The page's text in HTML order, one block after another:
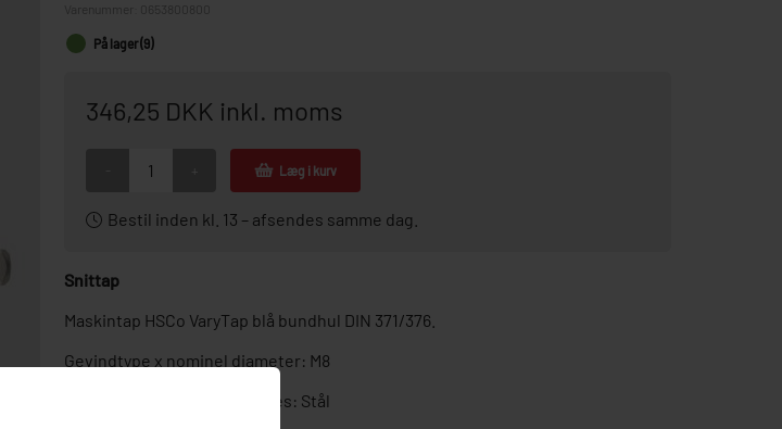
0653800800
På lager (9)
346,25 DKK inkl. moms
Læg i kurv
Bestil inden kl. 13 – afsendes samme dag.
Snittap
Maskintap HSCo VaryTap blå bundhul DIN 371/376.
Gevindtype x nominel diameter: M8
Materiale, der skal bearbejdes: Stål